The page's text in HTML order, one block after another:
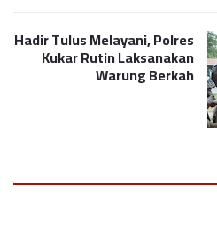
Hadir Tulus Melayani, Polres
Kukar Rutin Laksanakan
Warung Berkah